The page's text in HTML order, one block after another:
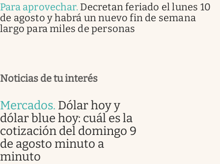
Para aprovechar. Decretan feriado el lunes 10
de agosto y habrá un nuevo fin de semana
largo para miles de personas
Noticias de tu interés
Mercados. Dólar hoy y
dólar blue hoy: cuál es la
cotización del domingo 9
de agosto minuto a
minuto